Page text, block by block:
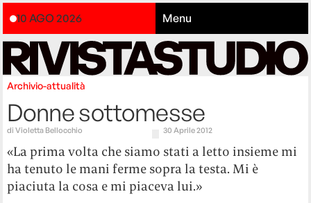
10 AGO 2026 Menu
Archivio-attualità
Donne sottomesse
diVioletta Bellocchio 30 Aprile 2012
«La prima volta che siamo stati a letto insieme mi
ha tenuto le mani ferme sopra la testa. Mi è
piaciuta la cosa e mi piaceva lui.»